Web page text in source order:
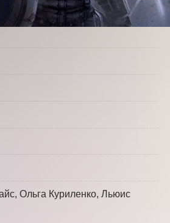
Ольга Куриленко, Льюис